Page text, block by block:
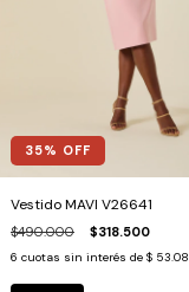
35% OFF
Vestido MAVI V26641
$490.000 $318.500
6 cuotas sin interés de $